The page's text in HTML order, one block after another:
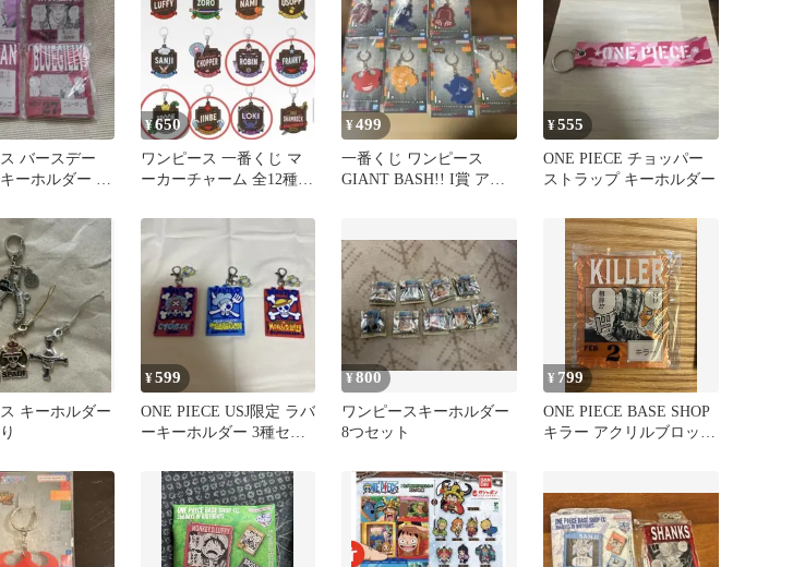
バースデー
ーホルダー 4
¥650
ワンピース 一番くじ マ
ーカーチャーム 全12種セ
¥499
一番くじ ワンピース
GIANT BASH!! I賞 アク
¥555
ONE PIECE チョッパー
ストラップ キーホルダー
キーホルダー
¥599
ONE PIECE USJ限定 ラバ
ーキーホルダー 3種セッ
¥800
ワンピースキーホルダー
8つセット
¥ 799
ONE PIECE BASE SHOP
キラー アクリルブロック